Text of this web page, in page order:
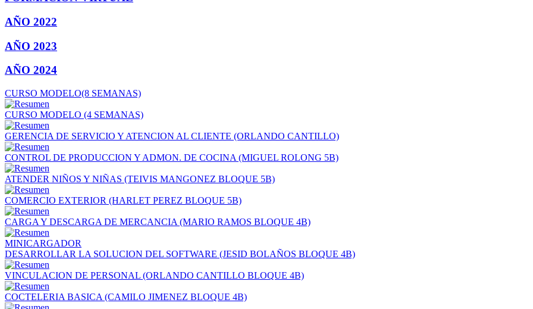
AÑO 2022
AÑO 2023
AÑO 2024
CURSO MODELO(8 SEMANAS)
CURSO MODELO (4 SEMANAS)
GERENCIA DE SERVICIO Y ATENCION AL CLIENTE (ORLANDO CANTILLO)
CONTROL DE PRODUCCION Y ADMON. DE COCINA (MIGUEL ROLONG 5B)
ATENDER NIÑOS Y NIÑAS (TEIVIS MANGONEZ BLOQUE 5B)
COMERCIO EXTERIOR (HARLET PEREZ BLOQUE 5B)
CARGA Y DESCARGA DE MERCANCIA (MARIO RAMOS BLOQUE 4B)
MINICARGADOR
DESARROLLAR LA SOLUCION DEL SOFTWARE (JESID BOLAÑOS BLOQUE 4B)
VINCULACION DE PERSONAL (ORLANDO CANTILLO BLOQUE 4B)
COCTELERIA BASICA (CAMILO JIMENEZ BLOQUE 4B)